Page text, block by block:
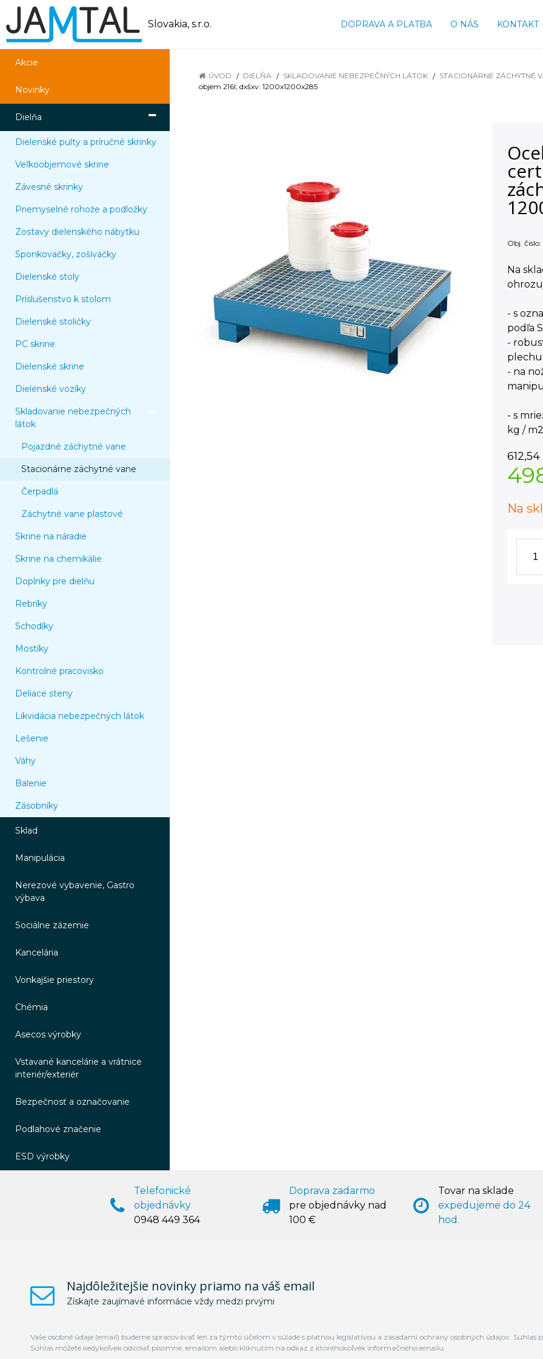
Slovakia, s.r.o. DOPRAVA A PLATBA O NÁS KONTAKT
Akcie
Novinky
Dielňa
Dielenské pulty a príručné skrinky
Veľkoobjemové skrine
Závesné skrinky
Priemyselné rohože a podložky
Zostavy dielenského nábytku
Sponkovačky, zošívačky
Dielenské stoly
Príslušenstvo k stolom
Dielenské stoličky
PC skrine
Dielenské skrine
Dielenské vozíky
Skladovanie nebezpečných
látok
Pojazdné záchytné vane
Stacionárne záchytné vane
Čerpadlá
Záchytné vane plastové
Skrine na náradie
Skrine na chemikálie
Doplnky pre dielňu
Rebríky
Schodíky
Mostíky
Kontrolné pracovisko
Deliace steny
Likvidácia nebezpečných látok
Lešenie
Váhy
Balenie
Zásobníky
Sklad
Manipulácia
Nerezové vybavenie, Gastro
výbava
Sociálne zázemie
Kancelária
Vonkajšie priestory
Chémia
Asecos výrobky
Vstavané kancelárie a vrátnice
interiér/exteriér
Bezpečnosť a označovanie
Podlahové značenie
ESD výrobky
ÚVOD DIELŇA SKLADOVANIE NEBEZPEČNÝCH LÁTOK STACIONÁRNE ZÁCHYTNÉ
objem 216l, dxšxv: 1200x1200x285
Obj. čislo:
Na
- s
podľa
-
plechu
- na
- s
kg / m2
612,54
Na
Telefonické
objednávky
0948 449 364
Doprava zadarmo
pre objednávky nad
100 €
Tovar na sklade
expedujeme do 24
hod.
Najdôležitejšie novinky priamo na váš email
Získajte zaujímavé informácie vždy medzi prvými
Vaše osobné údaje (email) budeme spracovávať len za týmto účelom v súlade s platnou legislatívou a zásadami ochrany osobných údajov.
Súhlas môžete kedykoľvek odvolať písomne, emailom alebo kliknutím na odkaz z ktoréhokoľvek informačného emailu.